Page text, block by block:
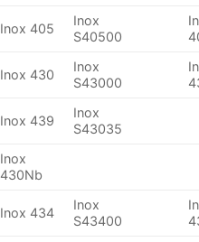
Inox 405
Inox
S40500
Inox 430
Inox
S43000
Inox 439
Inox
S43035
Inox
430Nb
Inox 434
Inox
S43400